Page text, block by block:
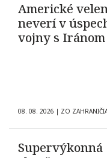
Americké
neverí v
vojny s Iránom
08. 08. 2026 | ZO
Supervýkonná